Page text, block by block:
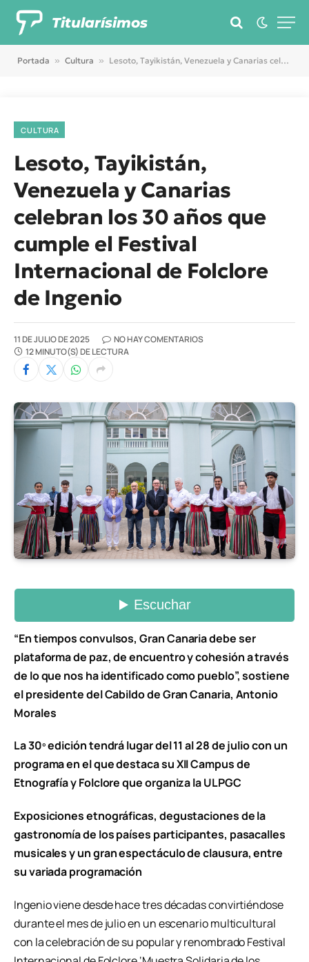
Titularísimos
Portada » Cultura » Lesoto, Tayikistán, Venezuela y Canarias celebran los 30 años que cumple el Festival Internacional de Folclore de Ingenio
CULTURA
Lesoto, Tayikistán,
Venezuela y Canarias
celebran los 30 años que
cumple el Festival
Internacional de Folclore
de Ingenio
11 DE JULIO DE 2025
NO HAY COMENTARIOS
12 MINUTO(S) DE LECTURA
“En tiempos convulsos, Gran Canaria debe ser
plataforma de paz, de encuentro y cohesión a través
de lo que nos ha identificado como pueblo”, sostiene
el presidente del Cabildo de Gran Canaria, Antonio
Morales
La 30º edición tendrá lugar del 11 al 28 de julio con un
programa en el que destaca su XII Campus de
Etnografía y Folclore que organiza la ULPGC
Exposiciones etnográficas, degustaciones de la
gastronomía de los países participantes, pasacalles
musicales y un gran espectáculo de clausura, entre
su variada programación
Ingenio viene desde hace tres décadas convirtiéndose
durante el mes de julio en un escenario multicultural
con la celebración de su popular y renombrado Festival